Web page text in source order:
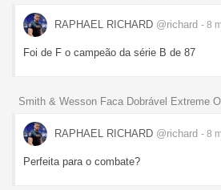
RAPHAEL RICHARD @richard - 8
Foi de F o campeão da série B de 87
Smith & Wesson Faca Dobrável Extreme
RAPHAEL RICHARD @richard - 8
Perfeita para o combate?